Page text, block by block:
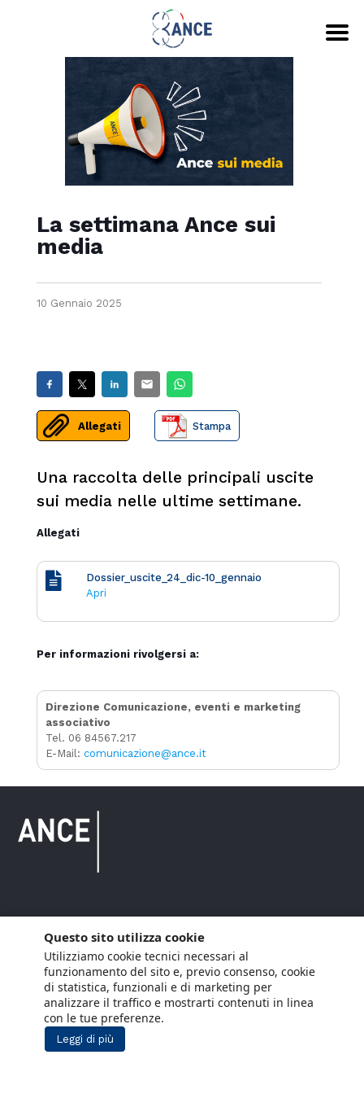
La settimana Ance sui
media
10 Gennaio 2025
Allegati Stampa
Una raccolta delle principali uscite
sui media nelle ultime settimane.
Allegati
Dossier_uscite_24_dic-10_gennaio
Apri
Per informazioni rivolgersi a:
Direzione Comunicazione, eventi e marketing
associativo
Tel. 06 84567.217
E-Mail: comunicazione@ance.it
Copyright © 2021 ANCE. Tutti i diritti riservati.
Privacy
Arianna Net
Società di
servizi
Cookie Policy
Arianna CE
Gestisci cookie
Social Media Policy
Questo sito utilizza cookie
Utilizziamo cookie tecnici necessari al
funzionamento del sito e, previo consenso, cookie
di statistica, funzionali e di marketing per
analizzare il traffico e mostrarti contenuti in linea
con le tue preferenze.
Leggi di più